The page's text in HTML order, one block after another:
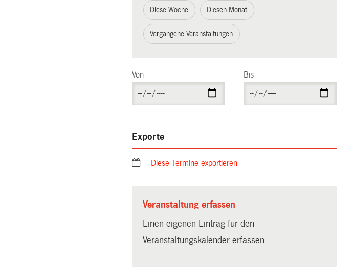
Diese Woche Diesen Monat
Vergangene Veranstaltungen
Von Bis
Exporte
Diese Termine exportieren
Veranstaltung erfassen
Einen eigenen Eintrag für den
Veranstaltungskalender erfassen